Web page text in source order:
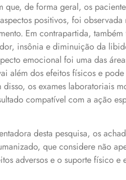
que, de forma geral, os
positivos, foi
Em contrapartida,
insônia e diminuição da
emocional foi uma das
além dos efeitos físicos e
os exames laboratoriais
compatível com a ação
desta pesquisa, os
que considere não
adversos e o suporte físico